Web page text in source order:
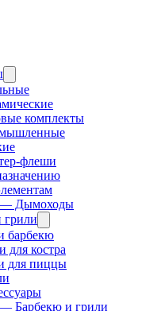
комплекты
флеши
Дымоходы
грили
барбекю
для костра
для пиццы
Барбекю и грили